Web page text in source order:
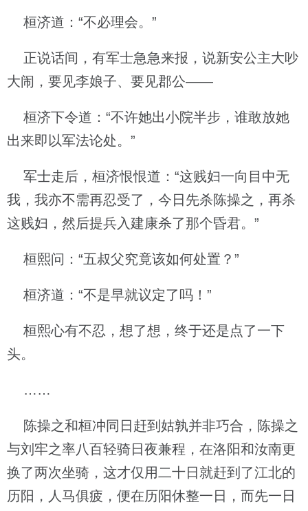
桓济道：“不必理会。”
正说话间，有军士急急来报，说新安公主大吵
大闹，要见李娘子、要见郡公——
桓济下令道：“不许她出小院半步，谁敢放她
出来即以军法论处。”
军士走后，桓济恨恨道：“这贱妇一向目中无
我，我亦不需再忍受了，今日先杀陈操之，再杀
这贱妇，然后提兵入建康杀了那个昏君。”
桓熙问：“五叔父究竟该如何处置？”
桓济道：“不是早就议定了吗！”
桓熙心有不忍，想了想，终于还是点了一下
头。
……
陈操之和桓冲同日赶到姑孰并非巧合，陈操之
与刘牢之率八百轻骑日夜兼程，在洛阳和汝南更
换了两次坐骑，这才仅用二十日就赶到了江北的
历阳，人马俱疲，便在历阳休整一日，而先一日